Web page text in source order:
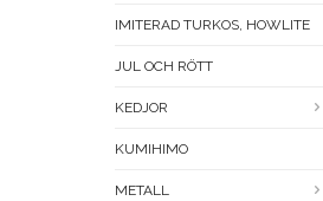
IMITERAD TURKOS, HOWLITE
JUL OCH RÖTT
KEDJOR
KUMIHIMO
METALL